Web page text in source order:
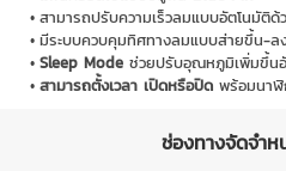
สามารถปรับความเร็วลมแบบอัตโนมัติด้
มีระบบควบคุมทิศทางลมแบบส่ายขึ้น-ล
Sleep Modeช่วยปรับอุณหภูมิเพิ่มขึ้น
สามารถตั้งเวลา เปิดหรือปิดพร้อมนาฬิ
ช่องทางจัดจำห